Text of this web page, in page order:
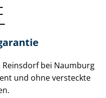
bei Naumburg
und ohne versteckte